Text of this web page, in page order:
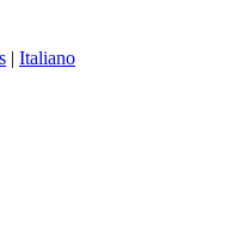
| Italiano